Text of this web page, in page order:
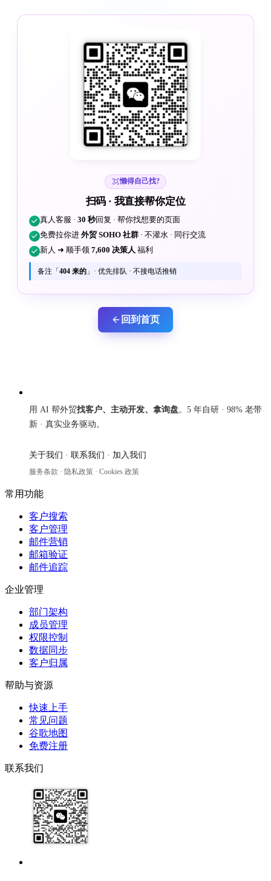
懒得自己找?
扫码 · 我直接帮你定位
真人客服 ·30 秒回复 · 帮你找想要的页面
免费拉你进外贸 SOHO 社群 · 不灌水 · 同行交流
新人 ➜ 顺手领7,600 决策人 福利
备注「404 来的 」· 优先排队 · 不接电话推销
回到首页
用 AI 帮外贸找客户、主动开发、拿询盘。5 年自研 · 98% 老带
新 · 真实业务驱动。
关于我们 · 联系我们 · 加入我们
服务条款 · 隐私政策 · Cookies 政策
常用功能
客户搜索
客户管理
邮件营销
邮箱验证
邮件追踪
企业管理
部门架构
成员管理
权限控制
数据同步
客户归属
帮助与资源
快速上手
常见问题
谷歌地图
免费注册
联系我们